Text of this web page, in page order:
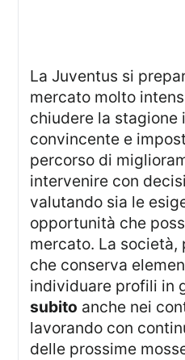
La Juventus si prepara a un’estate di
mercato molto
chiudere la stagione
convincente e
percorso di
intervenire con
valutando sia le
opportunità che
mercato. La società,
che conserva
individuare profili in
subito anche nei
lavorando con
delle prossime